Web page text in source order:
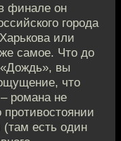
финале он
города
или
самое. Что до
вы
что
романа не
(там есть один